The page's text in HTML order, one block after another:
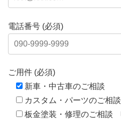
電話番号 (必須)
ご用件 (必須)
新車・中古車のご相談
カスタム・パーツのご相談
板金塗装・修理のご相談